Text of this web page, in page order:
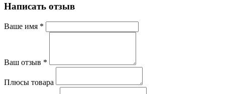
Написать отзыв
Ваше имя *
Ваш отзыв *
Плюсы товара